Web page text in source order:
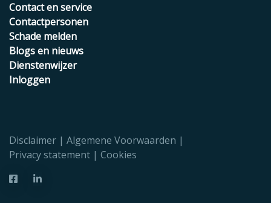
Contact en service
Contactpersonen
Schade melden
Blogs en nieuws
Dienstenwijzer
Inloggen
Disclaimer
Algemene Voorwaarden
Privacy statement
Cookies